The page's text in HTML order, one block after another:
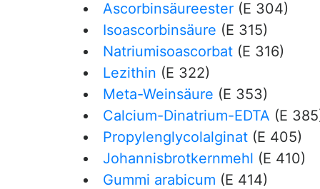
Ascorbinsäureester (E 304)
Isoascorbinsäure (E 315)
Natriumisoascorbat (E 316)
Lezithin (E 322)
Meta-Weinsäure (E 353)
Calcium-Dinatrium-EDTA (E
Propylenglycolalginat (E 405)
Johannisbrotkernmehl (E 410)
Gummi arabicum (E 414)